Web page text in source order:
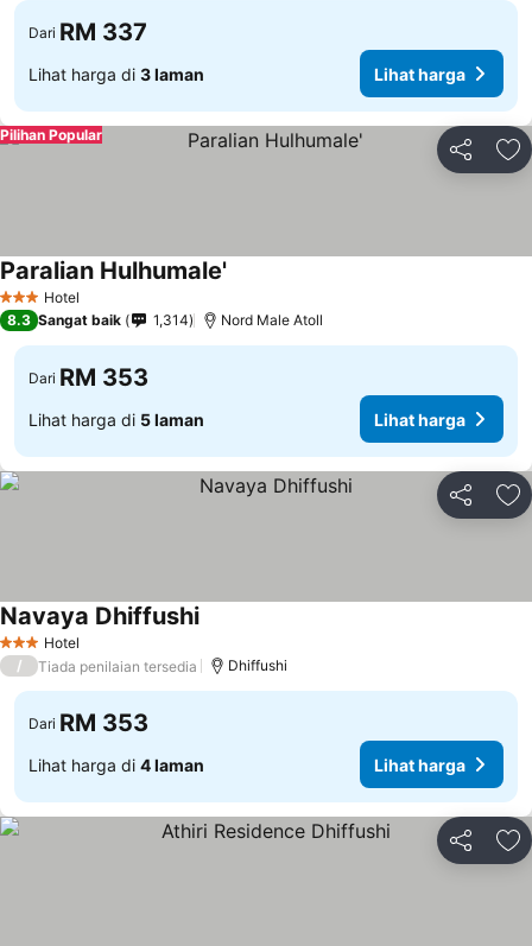
Dari RM 337
Lihat harga di 3 laman Lihat harga
Kongsi
Pilihan Popular
3 BintangHotel
Paralian Hulhumale'
8.3 Sangat baik 1,314 Nord Male Atoll
Dari RM 353
Lihat harga di 5 laman Lihat harga
Kongsi
3 BintangHotel
Navaya DhiffushiLihat harga
/ Tiada penilaian tersedia Dhiffushi
Dari RM 353
Lihat harga di 4 laman Lihat harga
Kongsi